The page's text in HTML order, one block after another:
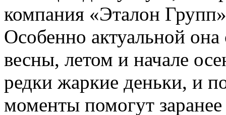
компания «Эталон
Особенно актуальной она
весны, летом и начале
редки жаркие деньки, и
моменты помогут